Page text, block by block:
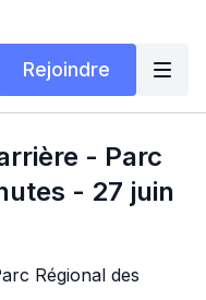
Rejoindre
- Parc
- 27 juin
Régional des